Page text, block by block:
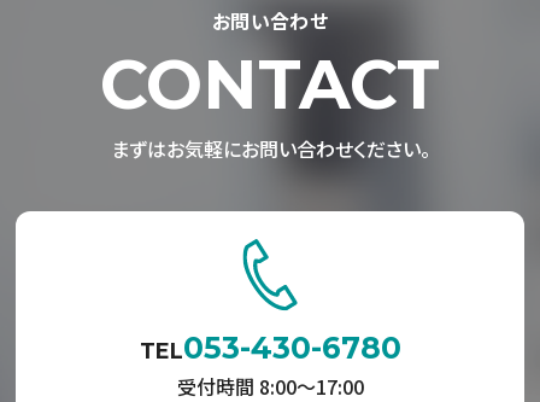
お問い合わせ
CONTACT
まずはお気軽にお問い合わせください。
TEL053-430-6780
受付時間 8:00〜17:00